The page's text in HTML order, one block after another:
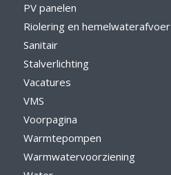
PV panelen
Riolering en hemelwaterafvoer
Sanitair
Stalverlichting
Vacatures
VMS
Voorpagina
Warmtepompen
Warmwatervoorziening